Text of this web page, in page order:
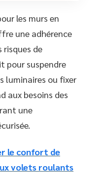
les murs en
une adhérence
risques de
pour suspendre
luminaires ou fixer
aux besoins des
une
le confort de
volets roulants